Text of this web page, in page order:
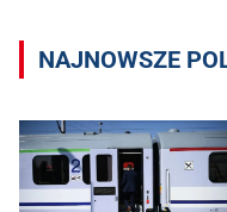
NAJNOWSZE